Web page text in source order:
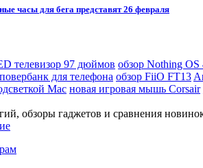
часы для бега представят 26 февраля
телевизор 97 дюймов обзор Nothing OS
для телефона обзор FiiO FT13
Mac новая игровая мышь Corsair
обзоры гаджетов и сравнения